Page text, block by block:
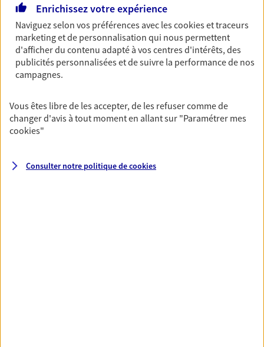
route bien protégé. Assurez votre voiture avec le
contrat Mon Auto : une assurance qui roule pour
vous.
Découvrir l'offre Auto
Habitation
protégeant ce qui vous tient à coeur.
Enrichissez votre expérience
Naviguez selon vos préférences avec lescookies et traceurs
marketing et de personnalisation qui nous permettent
d'afficher du contenu adapté à vos centres d'intérêts, des
publicités personnalisées et de suivre la performance de nos
campagnes.
Vous êtes libre de les accepter, de les refuser comme de
changer d'avis à tout moment en allant sur "Paramétrer mes
cookies"
Consulter notre politique decookies